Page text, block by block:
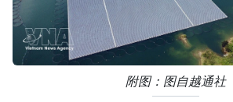
附图：图自越通社